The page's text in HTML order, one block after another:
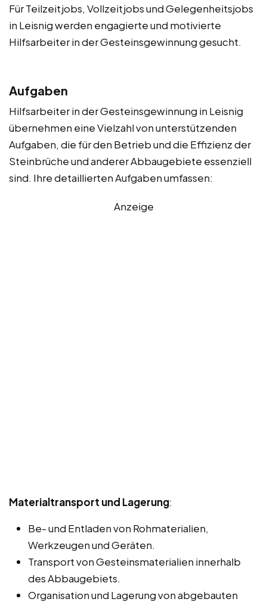
Für Teilzeitjobs, Vollzeitjobs und Gelegenheitsjobs
in Leisnig werden engagierte und motivierte
Hilfsarbeiter in der Gesteinsgewinnung gesucht.
Aufgaben
Hilfsarbeiter in der Gesteinsgewinnung in Leisnig
übernehmen eine Vielzahl von unterstützenden
Aufgaben, die für den Betrieb und die Effizienz der
Steinbrüche und anderer Abbaugebiete essenziell
sind. Ihre detaillierten Aufgaben umfassen:
Anzeige
Materialtransport und Lagerung:
Be- und Entladen von Rohmaterialien,
Werkzeugen und Geräten.
Transport von Gesteinsmaterialien innerhalb
des Abbaugebiets.
Organisation und Lagerung von abgebauten